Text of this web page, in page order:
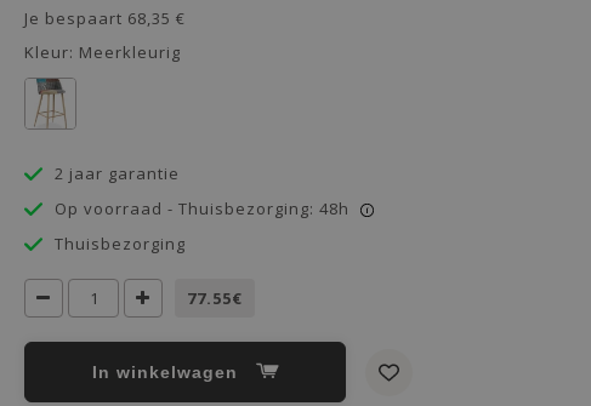
Je bespaart 68,35 €
Kleur: Meerkleurig
2 jaar garantie
Op voorraad - Thuisbezorging: 48h
i
Thuisbezorging
77.55€
In winkelwagen